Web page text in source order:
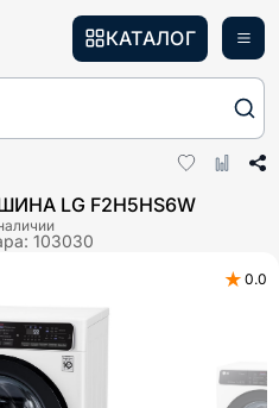
КАТАЛОГ
LG F2H5HS6W
103030
★ 0.0